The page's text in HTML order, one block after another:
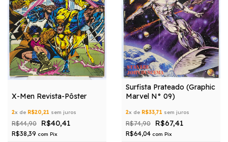
X-Men Revista-Pôster
2x de R$20,21 sem juros
R$44,90 R$40,41
R$38,39 com Pix
Surfista Prateado (Graphic
Marvel N° 09)
2x de R$33,71 sem juros
R$74,90 R$67,41
R$64,04 com Pix